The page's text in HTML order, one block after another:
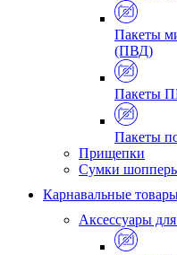
Пакеты
(ПВД)
Пакеты
Пакеты
Прищепки
Сумки
Карнавальные
Аксессуары